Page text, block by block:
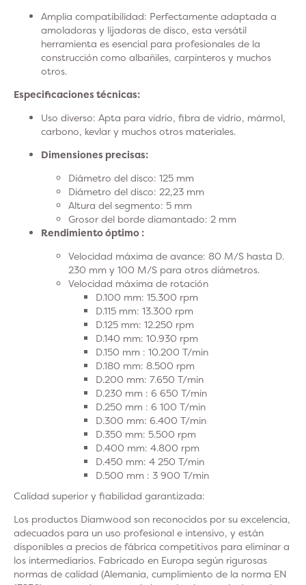
Amplia compatibilidad: Perfectamente adaptada a
amoladoras y lijadoras de disco, esta versátil
herramienta es esencial para profesionales de la
construcción como albañiles, carpinteros y muchos
otros.
Especificaciones técnicas:
Uso diverso: Apta para vidrio, fibra de vidrio, mármol,
carbono, kevlar y muchos otros materiales.
Dimensiones precisas:
Diámetro del disco: 125 mm
Diámetro del disco: 22,23 mm
Altura del segmento: 5 mm
Grosor del borde diamantado: 2 mm
Rendimiento óptimo :
Velocidad máxima de avance: 80 M/S hasta D.
230 mm y 100 M/S para otros diámetros.
Velocidad máxima de rotación
D.100 mm: 15.300 rpm
D.115 mm: 13.300 rpm
D.125 mm: 12.250 rpm
D.140 mm: 10.930 rpm
D.150 mm : 10.200 T/min
D.180 mm: 8.500 rpm
D.200 mm: 7.650 T/min
D.230 mm : 6 650 T/min
D.250 mm : 6 100 T/min
D.300 mm: 6.400 T/min
D.350 mm: 5.500 rpm
D.400 mm: 4.800 rpm
D.450 mm: 4 250 T/min
D.500 mm : 3 900 T/min
Calidad superior y fiabilidad garantizada:
Los productos Diamwood son reconocidos por su excelencia,
adecuados para un uso profesional e intensivo, y están
disponibles a precios de fábrica competitivos para eliminar a
los intermediarios. Fabricado en Europa según rigurosas
normas de calidad (Alemania, cumplimiento de la norma EN